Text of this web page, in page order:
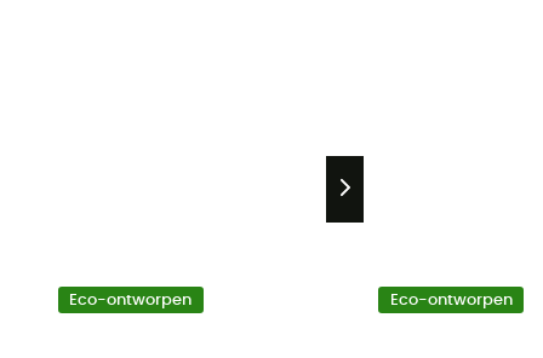
Eco-ontworpen Eco-ontworpen